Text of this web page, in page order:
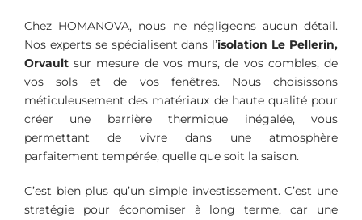
Chez HOMANOVA, nous ne négligeons aucun détail.
Nos experts se spécialisent dans l’isolation Le Pellerin,
Orvault sur mesure de vos murs, de vos combles, de
vos sols et de vos fenêtres. Nous choisissons
méticuleusement des matériaux de haute qualité pour
créer une barrière thermique inégalée, vous
permettant de vivre dans une atmosphère
parfaitement tempérée, quelle que soit la saison.
C’est bien plus qu’un simple investissement. C’est une
stratégie pour économiser à long terme, car une